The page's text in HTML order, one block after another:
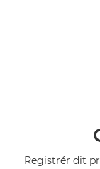
Registrér dit